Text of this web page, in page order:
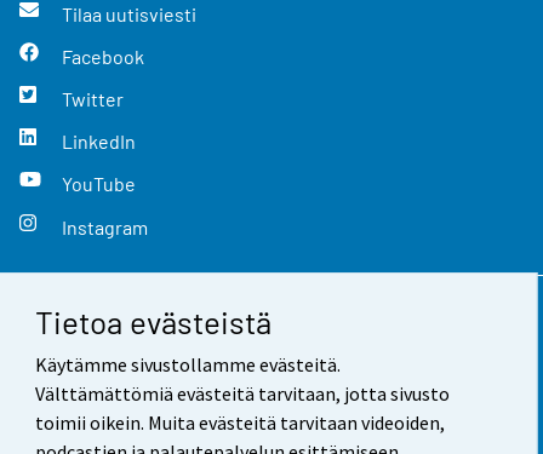
Tietoa evästeistä
Käytämme sivustollamme evästeitä.
Välttämättömiä evästeitä tarvitaan, jotta sivusto
toimii oikein. Muita evästeitä tarvitaan videoiden,
Tilaa uutisviesti
Facebook
Twitter
LinkedIn
YouTube
Instagram
Yhteystiedot
Palaute
Käyttöehdot